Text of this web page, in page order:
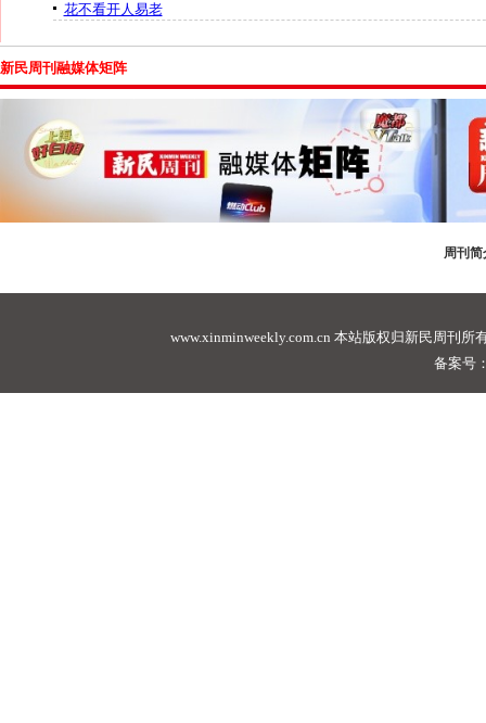
花不看开人易老
新民周刊融媒体矩阵
周刊简
www.xinminweekly.com.cn 本站版权归新民周刊所
备案号